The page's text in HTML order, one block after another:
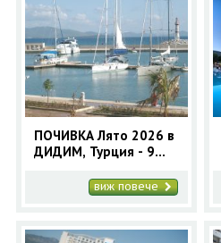
ПОЧИВКА Лято 2026 в
ДИДИМ, Турция - 9
програмавиж повече